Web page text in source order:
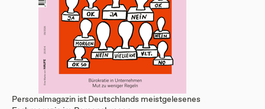
Personalmagazin ist Deutschlands meistgelesenes